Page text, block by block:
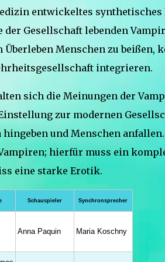
entwickeltes
der Gesellschaft lebenden
Überleben Menschen zu
integrieren.
sich die Meinungen der
zur modernen
hingeben und Menschen
hierfür muss ein
eine starke Erotik.
Schauspieler Synchronsprecher
Anna Paquin Maria Koschny